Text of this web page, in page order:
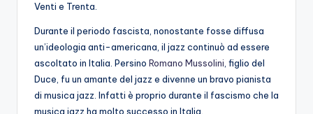
Venti e Trenta.
Durante il periodo fascista, nonostante fosse diffusa
un’ideologia anti-americana, il jazz continuò ad essere
ascoltato in Italia. Persino Romano Mussolini , figlio del
Duce, fu un amante del jazz e divenne un bravo pianista
di musica jazz. Infatti è proprio durante il fascismo che la
musica jazz ha molto successo in Italia.